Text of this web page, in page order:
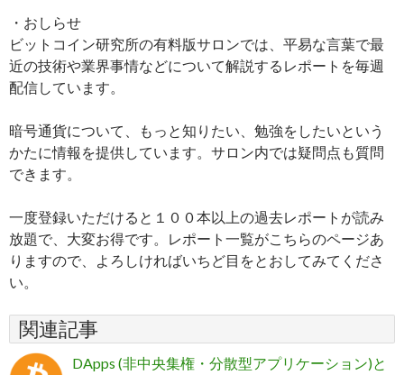
・おしらせ
ビットコイン研究所の有料版サロンでは、平易な言葉で最
近の技術や業界事情などについて解説するレポートを毎週
配信しています。
暗号通貨について、もっと知りたい、勉強をしたいという
かたに情報を提供しています。サロン内では疑問点も質問
できます。
一度登録いただけると１００本以上の過去レポートが読み
放題で、大変お得です。レポート一覧がこちらのページあ
りますので、よろしければいちど目をとおしてみてくださ
い。
関連記事
DApps (非中央集権・分散型アプリケーション)と